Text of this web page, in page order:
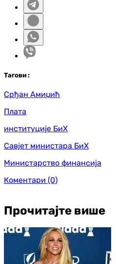
Тагови :
Срђан Амиџић
Плата
институције БиХ
Савјет министара БиХ
Министарство финансија
Коментари (0)
Прочитајте више